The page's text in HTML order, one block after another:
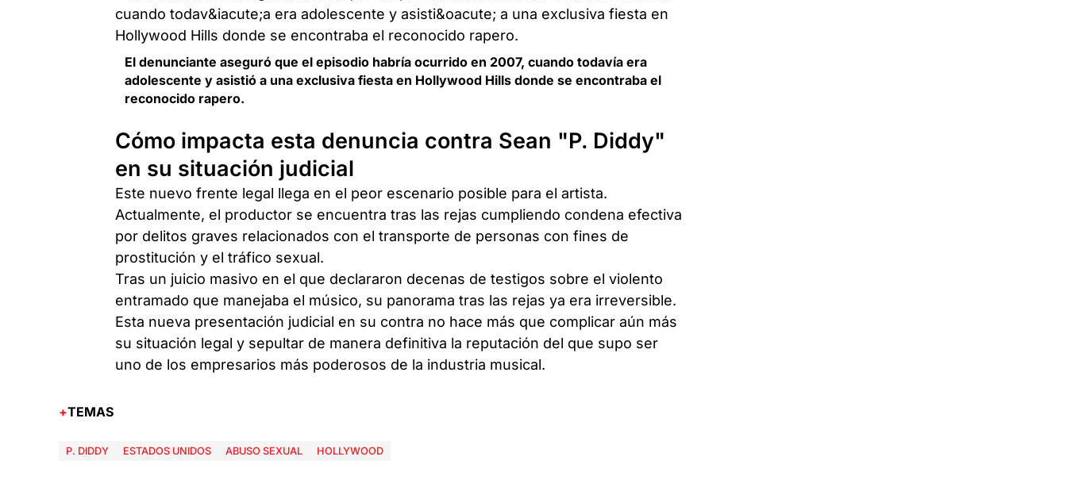
El denunciante aseguró que el episodio habría ocurrido en 2007, cuando todavía era
adolescente y asistió a una exclusiva fiesta en Hollywood Hills donde se encontraba el
reconocido rapero.
Cómo impacta esta denuncia contra Sean "P. Diddy"
en su situación judicial
Este nuevo frente legal llega en el peor escenario posible para el artista.
Actualmente, el productor se encuentra tras las rejas cumpliendo condena efectiva
por delitos graves relacionados con el transporte de personas con fines de
prostitución y el tráfico sexual.
Tras un juicio masivo en el que declararon decenas de testigos sobre el violento
entramado que manejaba el músico, su panorama tras las rejas ya era irreversible.
Esta nueva presentación judicial en su contra no hace más que complicar aún más
su situación legal y sepultar de manera definitiva la reputación del que supo ser
uno de los empresarios más poderosos de la industria musical.
TEMAS
P. DIDDY ESTADOS UNIDOS ABUSO SEXUAL HOLLYWOOD